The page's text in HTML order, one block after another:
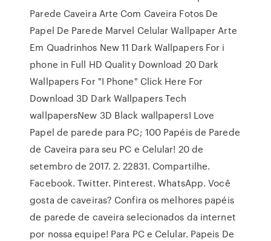
Parede Caveira Arte Com Caveira Fotos De
Papel De Parede Marvel Celular Wallpaper Arte
Em Quadrinhos New 11 Dark Wallpapers For i
phone in Full HD Quality Download 20 Dark
Wallpapers For "I Phone" Click Here For
Download 3D Dark Wallpapers Tech
wallpapersNew 3D Black wallpapersI Love
Papel de parede para PC; 100 Papéis de Parede
de Caveira para seu PC e Celular! 20 de
setembro de 2017. 2. 22831. Compartilhe.
Facebook. Twitter. Pinterest. WhatsApp. Você
gosta de caveiras? Confira os melhores papéis
de parede de caveira selecionados da internet
por nossa equipe! Para PC e Celular. Papeis De